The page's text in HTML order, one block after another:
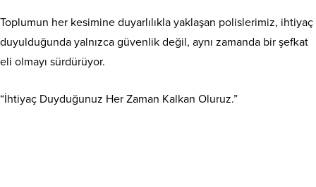
Toplumun her kesimine duyarlılıkla yaklaşan polislerimiz, ihtiyaç
duyulduğunda yalnızca güvenlik değil, aynı zamanda bir şefkat
eli olmayı sürdürüyor.
“İhtiyaç Duyduğunuz Her Zaman Kalkan Oluruz.”